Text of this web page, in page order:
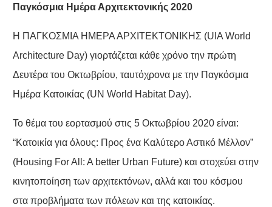
Παγκόσμια Ημέρα Αρχιτεκτονικής 2020
Η ΠΑΓΚΟΣΜΙΑ ΗΜΕΡΑ ΑΡΧΙΤΕΚΤΟΝΙΚΗΣ (UIA World
Architecture Day) γιορτάζεται κάθε χρόνο την πρώτη
Δευτέρα του Οκτωβρίου, ταυτόχρονα με την Παγκόσμια
Ημέρα Κατοικίας (UN World Habitat Day).
Το θέμα του εορτασμού στις 5 Οκτωβρίου 2020 είναι:
“Κατοικία για όλους: Προς ένα Καλύτερο Αστικό Μέλλον”
(Housing For All: A better Urban Future) και στοχεύει στην
κινητοποίηση των αρχιτεκτόνων, αλλά και του κόσμου
στα προβλήματα των πόλεων και της κατοικίας.